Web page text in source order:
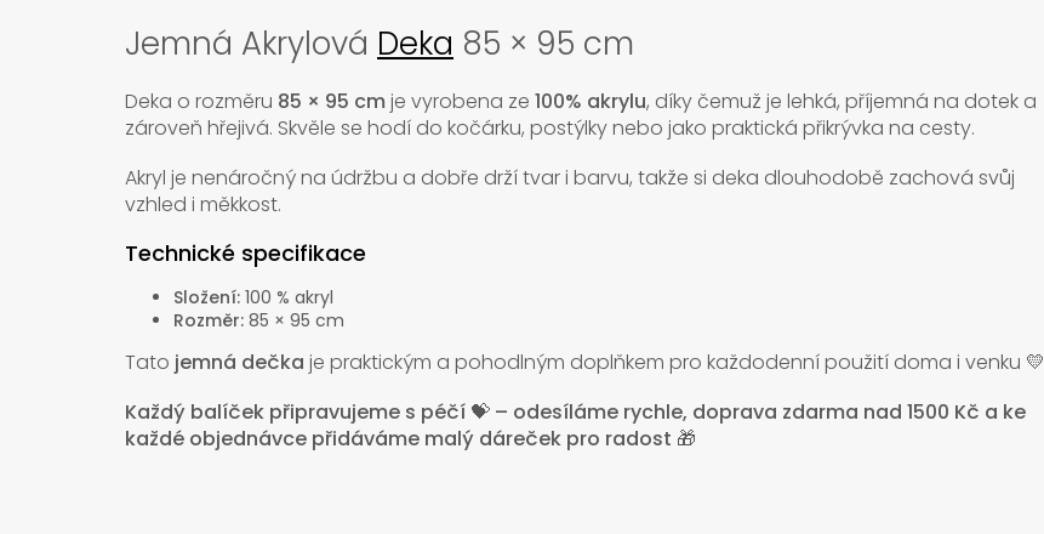
Jemná Akrylová Deka 85 × 95 cm
Deka o rozměru 85 × 95 cm je vyrobena ze 100% akrylu, díky čemuž je lehká, příjemná na dotek a
zároveň hřejivá. Skvěle se hodí do kočárku, postýlky nebo jako praktická přikrývka na cesty.
Akryl je nenáročný na údržbu a dobře drží tvar i barvu, takže si deka dlouhodobě zachová svůj
vzhled i měkkost.
Technické specifikace
Složení: 100 % akryl
Rozměr: 85 × 95 cm
Tato jemná dečka je praktickým a pohodlným doplňkem pro každodenní použití doma i venku 💛
Každý balíček připravujeme s péčí 💝 – odesíláme rychle, doprava zdarma nad 1500 Kč a ke
každé objednávce přidáváme malý dáreček pro radost 🎁